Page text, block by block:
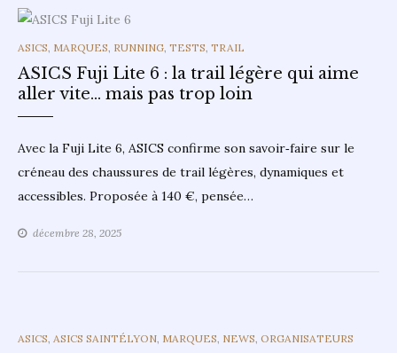
CATEGORIES
ASICS MARQUES RUNNING TESTS TRAIL
ASICS Fuji Lite 6 : la trail légère qui aime
aller vite… mais pas trop loin
Avec la Fuji Lite 6, ASICS confirme son savoir‑faire sur le
créneau des chaussures de trail légères, dynamiques et
accessibles. Proposée à 140 €, pensée…
décembre 28, 2025
CATEGORIES
ASICS ASICS SAINTÉLYON MARQUES NEWS ORGANISATEURS